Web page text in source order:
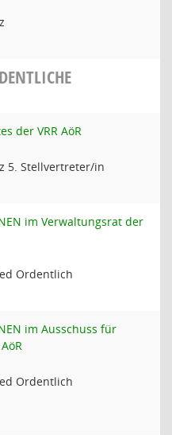
der VRR AöR
5. Stellvertreter/in
im Verwaltungsrat der
Ordentlich
im Ausschuss für
Ordentlich